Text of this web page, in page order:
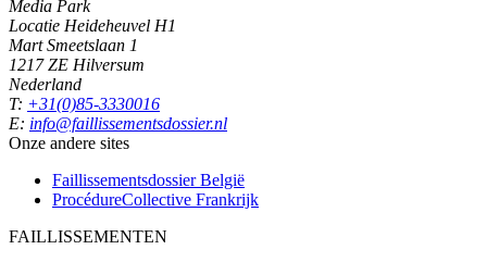
Media Park
Locatie Heideheuvel H1
Mart Smeetslaan 1
1217 ZE Hilversum
Nederland
T: +31(0)85-3330016
E: info@faillissementsdossier.nl
Onze andere sites
Faillissementsdossier België
ProcédureCollective Frankrijk
FAILLISSEMENTEN